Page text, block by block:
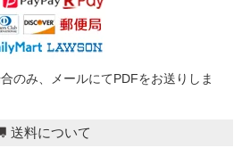
のみ、メールにてPDFをお送りしま
送料について